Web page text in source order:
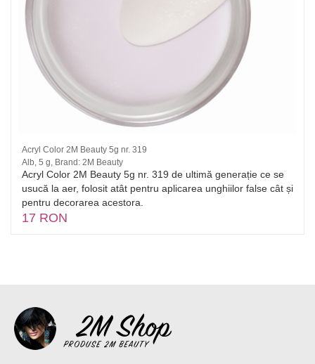
Acryl Color 2M Beauty 5g nr. 319
Alb, 5 g, Brand: 2M Beauty
Acryl Color 2M Beauty 5g nr. 319 de ultimă generație ce se
usucă la aer, folosit atât pentru aplicarea unghiilor false cât și
pentru decorarea acestora.
17 RON